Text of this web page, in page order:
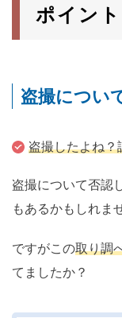
ポイント
盗撮につい
盗撮したよね？
盗撮について否認
もあるかもしれま
ですがこの取り調
てましたか？